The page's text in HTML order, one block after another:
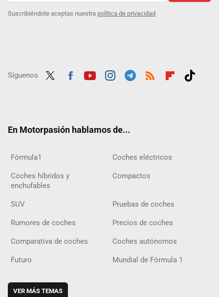
Suscribiéndote aceptas nuestra política de privacidad
Síguenos
En Motorpasión hablamos de...
Fórmula1 Coches eléctricos
Coches híbridos y
enchufables
Compactos
SUV Pruebas de coches
Rumores de coches Precios de coches
Comparativa de coches Coches autónomos
Futuro Mundial de Fórmula 1
VER MÁS TEMAS